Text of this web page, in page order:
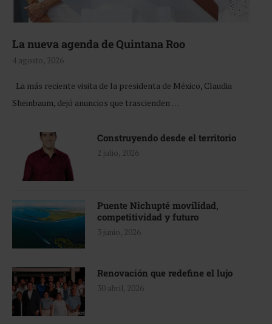
La nueva agenda de Quintana Roo
4 agosto, 2026
La más reciente visita de la presidenta de México, Claudia
Sheinbaum, dejó anuncios que trascienden …
Construyendo desde el territorio
2 julio, 2026
Puente Nichupté movilidad,
competitividad y futuro
3 junio, 2026
Renovación que redefine el lujo
30 abril, 2026